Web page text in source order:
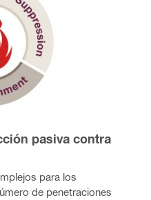
pasiva contra
para los
de penetraciones